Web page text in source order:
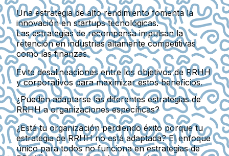
Una estrategia de alto rendimiento fomenta la
innovación en startups tecnológicas.
Las estrategias de recompensa impulsan la
retención en industrias altamente competitivas
como las finanzas.
Evite desalineaciones entre los objetivos de RRHH
y corporativos para maximizar estos beneficios.
¿Pueden adaptarse las diferentes estrategias de
RRHH a organizaciones específicas?
¿Está tu organización perdiendo éxito porque tu
estrategia de RRHH no está adaptada? El enfoque
único para todos no funciona en estrategias de